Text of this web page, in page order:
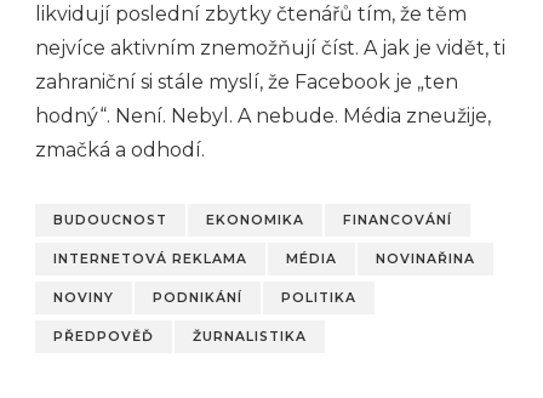
likvidují poslední zbytky čtenářů tím, že těm
nejvíce aktivním znemožňují číst. A jak je vidět, ti
zahraniční si stále myslí, že Facebook je „ten
hodný“. Není. Nebyl. A nebude. Média zneužije,
zmačká a odhodí.
BUDOUCNOST EKONOMIKA FINANCOVÁNÍ
INTERNETOVÁ REKLAMA MÉDIA NOVINAŘINA
NOVINY PODNIKÁNÍ POLITIKA
PŘEDPOVĚĎ ŽURNALISTIKA